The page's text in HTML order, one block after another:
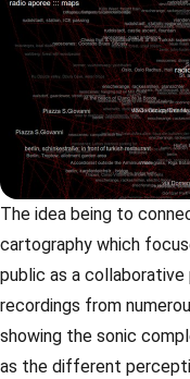
The idea being to
cartography which
public as a
recordings from
showing the sonic
as the different